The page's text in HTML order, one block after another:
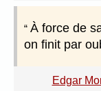
À force de
on finit par
Edgar